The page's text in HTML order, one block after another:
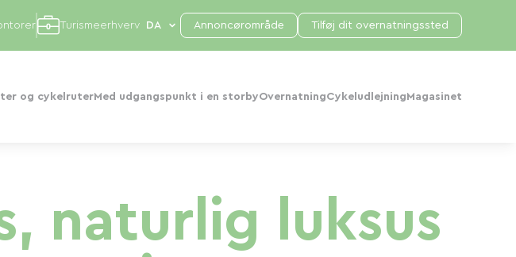
og cykelruterMed udgangspunkt i en storbyOvernatningCykeludlejning Magasinet
Turismeerhverv Annoncørområde Tilføj dit overnatningssted
naturlig luksus